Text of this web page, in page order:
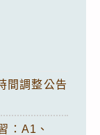
間調整公告
：A1、